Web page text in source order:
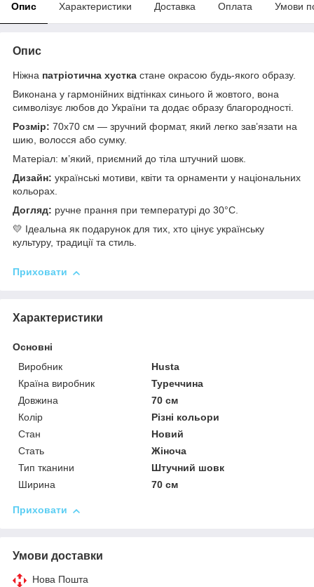
Опис Характеристики Доставка Оплата Умови
Опис
Ніжна патріотична хустка стане окрасою будь-якого образу.
Виконана у гармонійних відтінках синього й жовтого, вона
символізує любов до України та додає образу благородності.
Розмір: 70х70 см — зручний формат, який легко зав’язати на
шию, волосся або сумку.
Матеріал: м’який, приємний до тіла штучний шовк.
Дизайн: українські мотиви, квіти та орнаменти у національних
кольорах.
Догляд: ручне прання при температурі до 30°C.
💛 Ідеальна як подарунок для тих, хто цінує українську
культуру, традиції та стиль.
Приховати
Характеристики
Основні
Виробник
Husta
Країна виробник
Туреччина
Довжина
70 см
Колір
Різні кольори
Стан
Новий
Стать
Жіноча
Тип тканини
Штучний шовк
Ширина
70 см
Приховати
Умови доставки
Нова Пошта